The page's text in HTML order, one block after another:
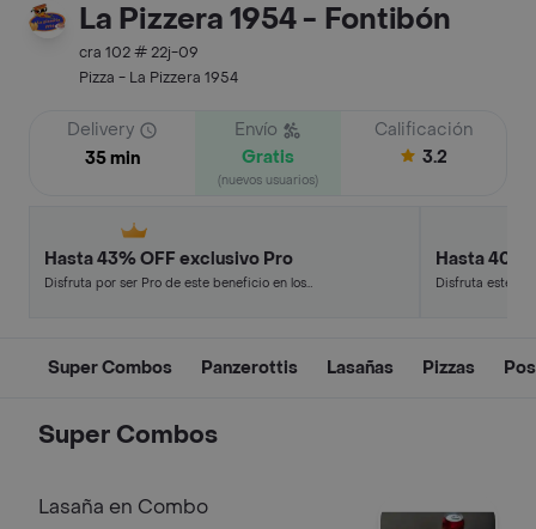
La Pizzera 1954 - Fontibón
cra 102 # 22j-09
Pizza - La Pizzera 1954
Delivery
35 min
Envío
Gratis
(nuevos usuarios)
Calificación
3.2
Hasta 43% OFF exclusivo Pro
Disfruta por ser Pro de este beneficio en los
Hasta 40%
Disfruta este
Super Combos Panzerottis Lasañas Pizzas
Super Combos
Lasaña en Combo